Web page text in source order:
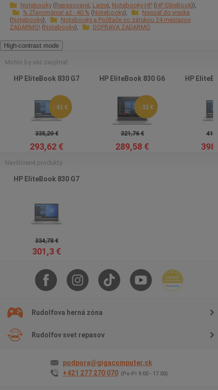
Notebooky Repasované Lacné Notebooky HP HP EliteBook
% Zľavománia! až - 40 % Notebooky
Naspäť do vrecka
Notebooky
Notebooky a Počítače so zárukou 24 mesiacov
ZADARMO! Notebooky DOPRAVA ZADARMO
High-contrast mode
Mohlo by vás zaujímať
HP EliteBook 830 G7
- 41 €
335,20 €
293,62 €
HP EliteBook 830 G6
- 32 €
321,76 €
289,58 €
HP
Navštívené produkty
HP EliteBook 830 G7
334,78 €
301,3 €
Rudolfova herná zóna
Rudolfov svet repasov
podpora@gigacomputer.sk
+421 277 270 070 (Po-Pi 9.00 - 17.00)